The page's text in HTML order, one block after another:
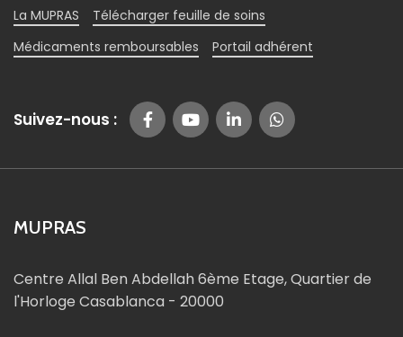
La MUPRAS
Télécharger feuille de soins
Médicaments remboursables
Portail adhérent
Suivez-nous :
MUPRAS
Centre Allal Ben Abdellah 6ème Etage, Quartier de
l'Horloge Casablanca - 20000